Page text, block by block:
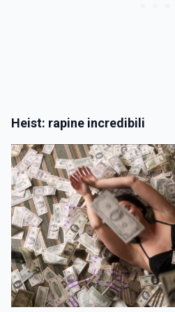
Heist: rapine incredibili